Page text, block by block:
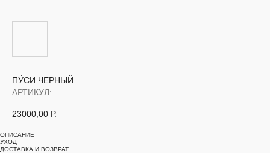
ПУ́СИ ЧЕРНЫЙ
АРТИКУЛ:
23000,00 Р.
ОПИСАНИЕ
УХОД
ДОСТАВКА И ВОЗВРАТ